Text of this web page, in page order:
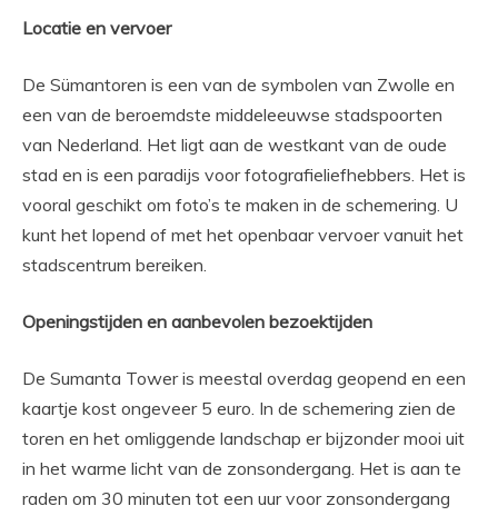
Locatie en vervoer
De Sümantoren is een van de symbolen van Zwolle en
een van de beroemdste middeleeuwse stadspoorten
van Nederland. Het ligt aan de westkant van de oude
stad en is een paradijs voor fotografieliefhebbers. Het is
vooral geschikt om foto’s te maken in de schemering. U
kunt het lopend of met het openbaar vervoer vanuit het
stadscentrum bereiken.
Openingstijden en aanbevolen bezoektijden
De Sumanta Tower is meestal overdag geopend en een
kaartje kost ongeveer 5 euro. In de schemering zien de
toren en het omliggende landschap er bijzonder mooi uit
in het warme licht van de zonsondergang. Het is aan te
raden om 30 minuten tot een uur voor zonsondergang